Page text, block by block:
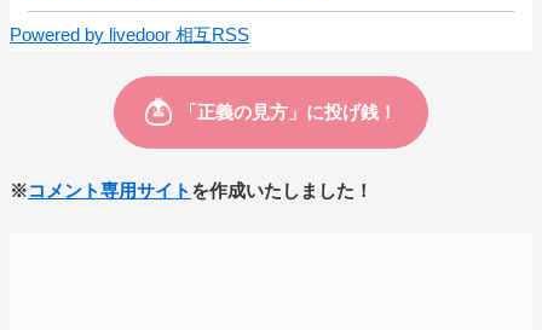
Powered by livedoor 相互RSS
※コメント専用サイト を作成いたしました！